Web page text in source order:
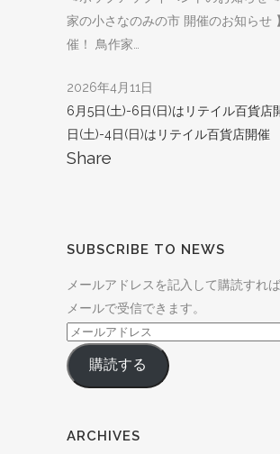
家の小さなのみの市 開催のお知らせ
催！ 鳥作家…
2026年4月11日
6月5日(土)-6日(日)はリテイル百貨店
日(土)-4日(日)はリテイル百貨店開催
Share
SUBSCRIBE TO NEWS
メールアドレスを記入して購読すれ
メールで受信できます。
メ
ー
ル
購読する
ARCHIVES